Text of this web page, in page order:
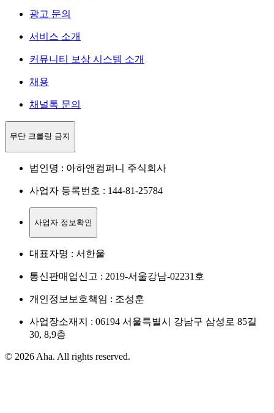
광고 문의
서비스 소개
커뮤니티 보상 시스템 소개
채용
채널톡 문의
무단 크롤링 금지
법인명 : 아하앤컴퍼니 주식회사
사업자 등록번호 : 144-81-25784
사업자 정보확인
대표자명 : 서한울
통신판매업신고 : 2019-서울강남-02231호
개인정보보호책임 : 조성훈
사업장소재지 : 06194 서울특별시 강남구 삼성로 85길
30, 8,9층
© 2026 Aha. All rights reserved.